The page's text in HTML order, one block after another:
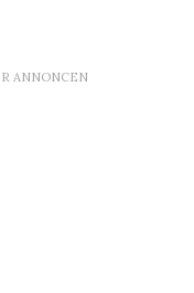
ANNONCEN